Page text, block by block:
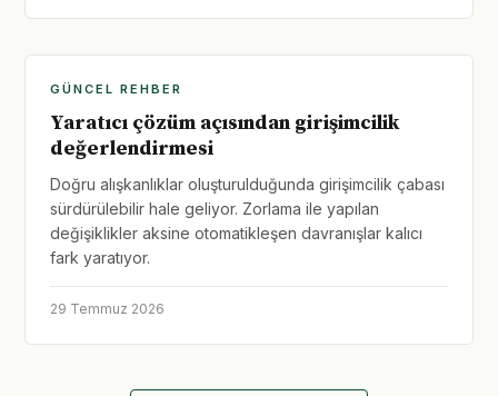
GÜNCEL REHBER
Yaratıcı çözüm açısından girişimcilik
değerlendirmesi
Doğru alışkanlıklar oluşturulduğunda girişimcilik çabası
sürdürülebilir hale geliyor. Zorlama ile yapılan
değişiklikler aksine otomatikleşen davranışlar kalıcı
fark yaratıyor.
29 Temmuz 2026